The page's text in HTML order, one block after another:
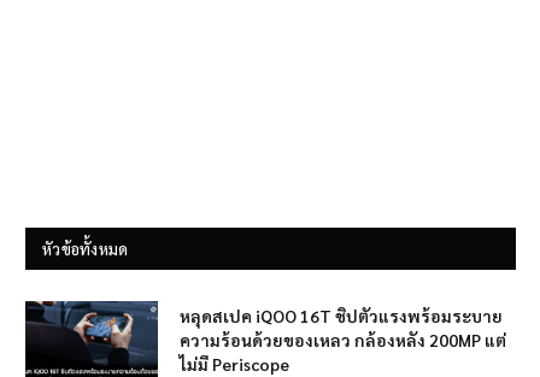
หัวข้อทั้งหมด
หลุดสเปค iQOO 16T ชิปตัวแรงพร้อมระบาย
ความร้อนด้วยของเหลว กล้องหลัง 200MP แต่
ไม่มี Periscope